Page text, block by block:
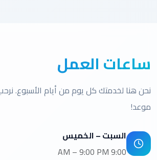
ساعات العمل
نحن هنا لخدمتك كل يوم من أيام الأسبوع.
موعد!
السبت – الخميس
9:00 AM – 9:00 PM